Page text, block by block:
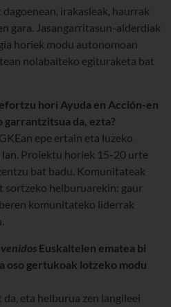
irakasleak, haurrak
gara. Jasangarritasun-alderdiak
horiek modu autonomoan
nolabaiteko egituraketa bat
hori Ayuda en Acción-en
garrantzitsua da, ezta?
epe ertain eta luzeko
Proiektu horiek 15-20 urte
bat badu. Komunitateak
sortzeko helburuarekin: gaur
komunitateko liderrak
Euskaltelen ematea bi
oso gertukoak lotzeko modu
eta helburua zen langileei